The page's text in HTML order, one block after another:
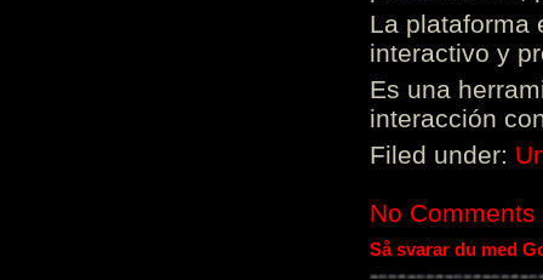
La plataforma
interactivo y
Es una
interacción
Filed under:
No Comments
Så svarar du med